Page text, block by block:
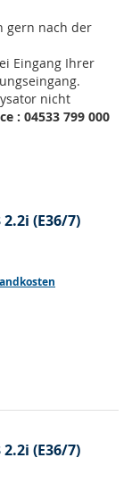
gern nach der
Eingang Ihrer
nicht
: 04533 799 000
(E36/7)
(E36/7)